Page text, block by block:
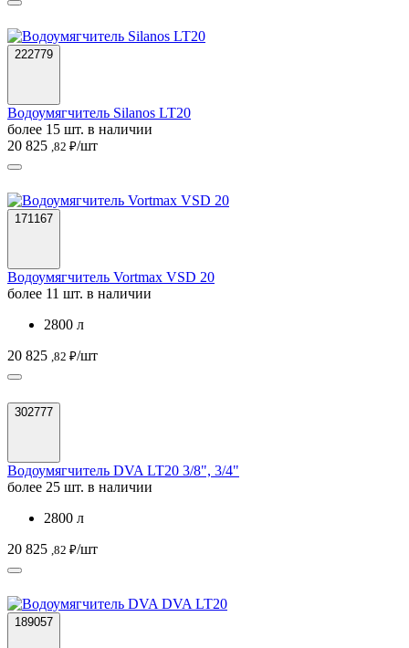
222779
Водоумягчитель Silanos LT20
более 15 шт. в наличии
20 825 ,82 ₽/шт
171167
Водоумягчитель Vortmax VSD 20
более 11 шт. в наличии
2800 л
20 825 ,82 ₽/шт
302777
Водоумягчитель DVA LT20 3/8", 3/4"
более 25 шт. в наличии
2800 л
20 825 ,82 ₽/шт
189057